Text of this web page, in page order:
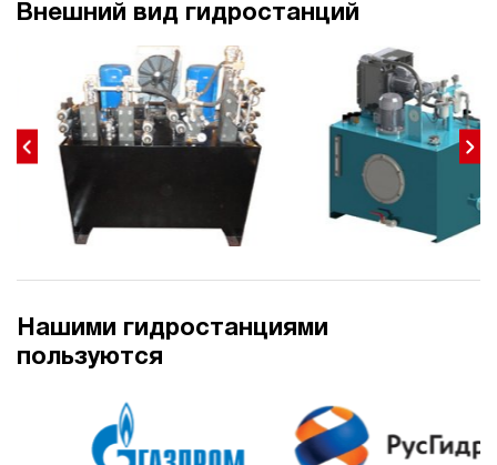
Внешний вид гидростанций
Нашими гидростанциями
пользуются